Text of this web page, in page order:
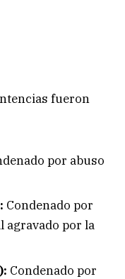
fueron
por abuso
Condenado por
agravado por la
Condenado por